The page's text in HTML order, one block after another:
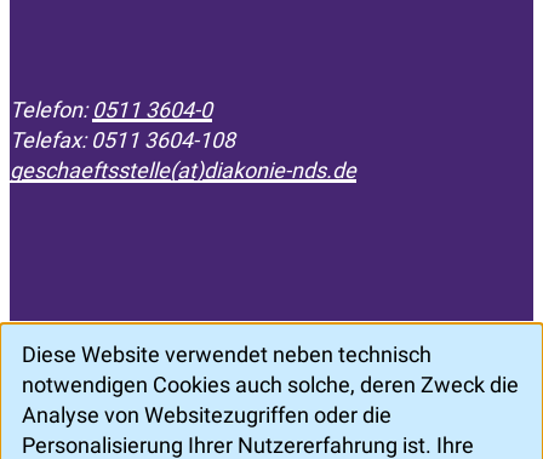
Telefon:0511 3604-0
Telefax: 0511 3604-108
geschaeftsstelle(at)diakonie-nds.de
Öffnungszeiten
Mo. - Do.: 7:30 Uhr - 16:30 Uhr
Freitag: 7:30 Uhr - 13:30 Uhr
Diese Website verwendet neben technisch
notwendigen Cookies auch solche, deren Zweck die
Analyse von Websitezugriffen oder die
Personalisierung Ihrer Nutzererfahrung ist. Ihre